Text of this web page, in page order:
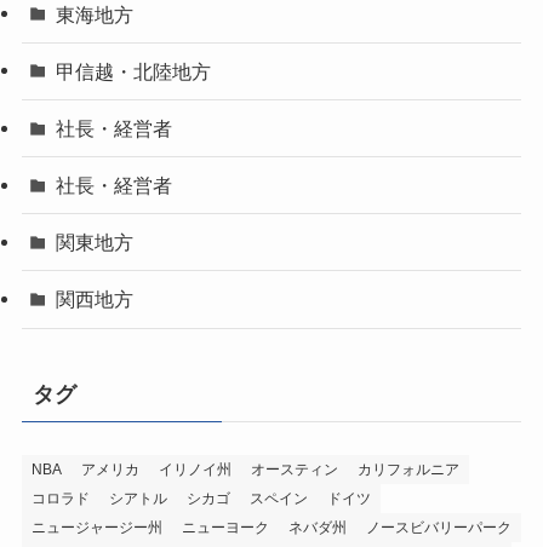
東海地方
甲信越・北陸地方
社長・経営者
社長・経営者
関東地方
関西地方
タグ
NBA アメリカ イリノイ州 オースティン
カリフォルニア
コロラド
シアトル シカゴ スペイン
ドイツ
ニュージャージー州
ニューヨーク ネバダ州 ノースビバリーパーク